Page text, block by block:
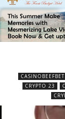
CRYPTO 23